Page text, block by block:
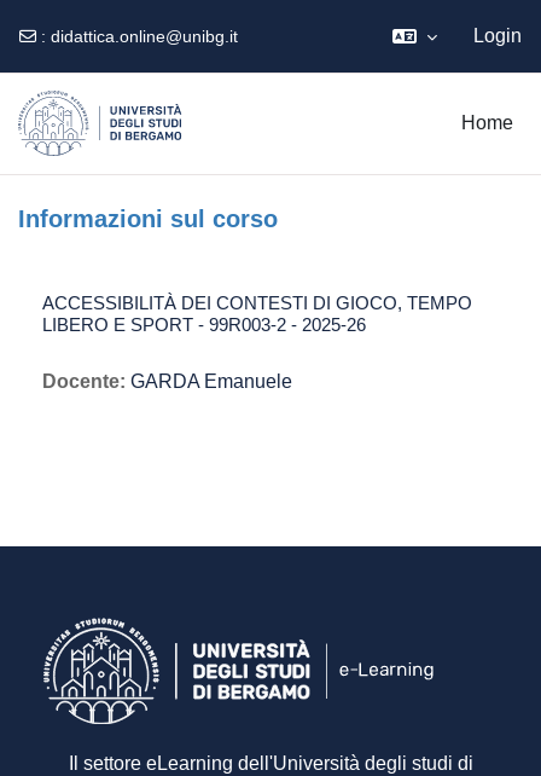
: didattica.online@unibg.it Login
Home
Informazioni sul corso
ACCESSIBILITÀ DEI CONTESTI DI GIOCO, TEMPO
LIBERO E SPORT - 99R003-2 - 2025-26
Docente: GARDA Emanuele
Il settore eLearning dell'Università degli studi di